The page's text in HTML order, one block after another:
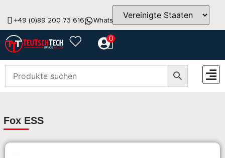
+49 (0)89 200 73 616 WhatsApp info@teutschtech.com
0
Fox ESS